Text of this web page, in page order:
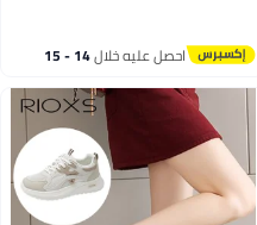
احصل عليه خلال 14 - 15